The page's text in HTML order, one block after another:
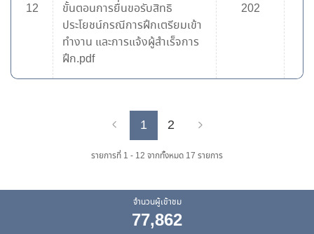
12
ขั้นตอนการยื่นขอรับสิทธิ
ประโยชน์กรณีการฝึกเตรียมเข้า
ทำงาน และการแจ้งผู้สำเร็จการ
ฝึก.pdf
202
Previous
1 2
รายการที่ 1 - 12 จากทั้งหมด 17 รายการ
จำนวนผู้เข้าชม
77,862